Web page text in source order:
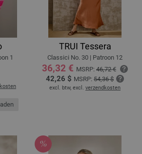
1
TRUI Tessera
Classici No. 30 | Patroon 12
36,32 € MSRP: 46,72 €
42,26 $ MSRP: 54,36 $
excl. btw, excl. verzendkosten